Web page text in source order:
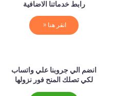
رابط خدماتنا الاضافية
انقر هنا
انضم الي جروبنا علي واتساب
لكي تصلك المنح فور نزولها